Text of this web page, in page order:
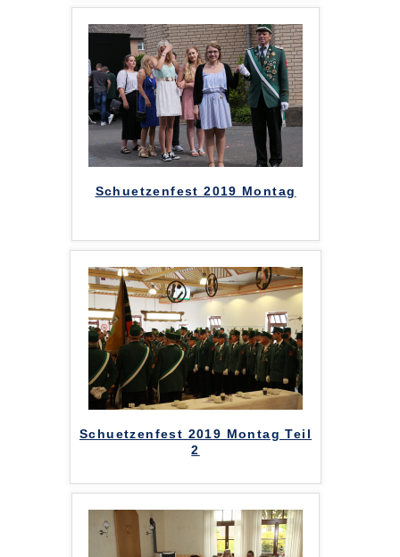
Schuetzenfest 2019 Montag
Schuetzenfest 2019 Montag Teil
2